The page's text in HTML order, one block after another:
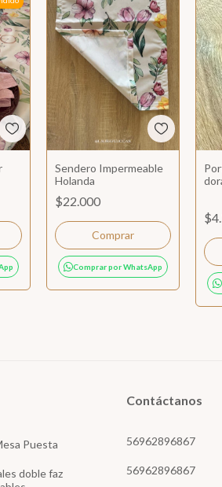
Sendero Impermeable
Holanda
$22.000
Comprar por WhatsApp
Puesta
doble faz
Contáctanos
56962896867
56962896867